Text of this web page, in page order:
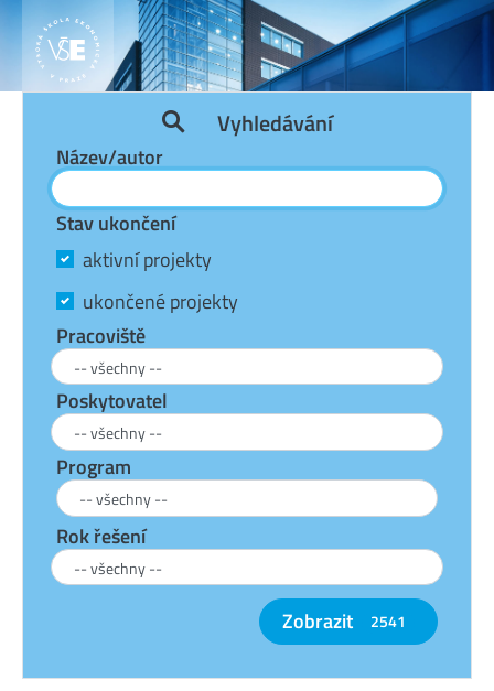
Vyhledávání
Název/autor
Stav ukončení
aktivní projekty
ukončené projekty
Pracoviště
Poskytovatel
Program
Rok řešení
Zobrazit 2541